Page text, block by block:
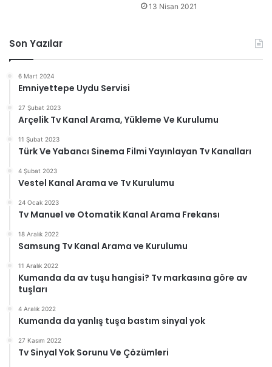
13 Nisan 2021
Son Yazılar
6 Mart 2024
Emniyettepe Uydu Servisi
27 Şubat 2023
Arçelik Tv Kanal Arama, Yükleme Ve Kurulumu
11 Şubat 2023
Türk Ve Yabancı Sinema Filmi Yayınlayan Tv Kanalları
4 Şubat 2023
Vestel Kanal Arama ve Tv Kurulumu
24 Ocak 2023
Tv Manuel ve Otomatik Kanal Arama Frekansı
18 Aralık 2022
Samsung Tv Kanal Arama ve Kurulumu
11 Aralık 2022
Kumanda da av tuşu hangisi? Tv markasına göre av
tuşları
4 Aralık 2022
Kumanda da yanlış tuşa bastım sinyal yok
27 Kasım 2022
Tv Sinyal Yok Sorunu Ve Çözümleri